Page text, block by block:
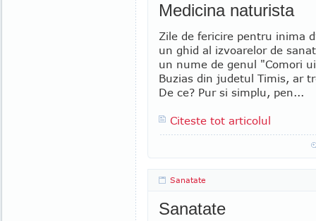
Medicina naturista
Zile de fericire pentru inima
un ghid al izvoarelor de
un nume de genul "Comori
Buzias din judetul Timis, ar
De ce? Pur si simplu, pen...
Citeste tot articolul
Sanatate
Sanatate